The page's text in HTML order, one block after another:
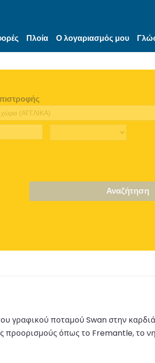
Πλοία Ο λογαριασμός μου
Αναζήτηση
γραφικού ποταμού Swan στην
προορισμούς όπως το Fremantle, το